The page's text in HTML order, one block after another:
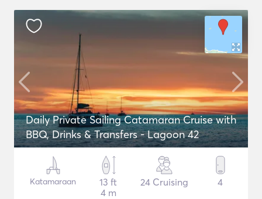
Daily Private Sailing Catamaran Cruise with
BBQ, Drinks & Transfers - Lagoon 42
Katamaraan
13 ft
4 m
24 Cruising 4